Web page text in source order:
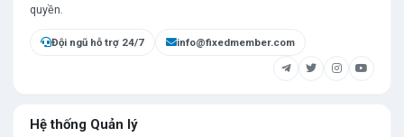
quyền.
Đội ngũ hỗ trợ 24/7 info@fixedmember.com
Hệ thống Quản lý